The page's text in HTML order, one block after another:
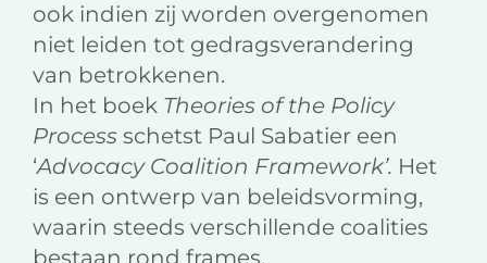
ook indien zij worden overgenomen
niet leiden tot gedragsverandering
van betrokkenen.
In het boek Theories of the Policy
Process schetst Paul Sabatier een
‘Advocacy Coalition Framework’. Het
is een ontwerp van beleidsvorming,
waarin steeds verschillende coalities